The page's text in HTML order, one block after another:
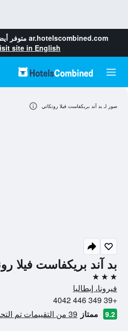
ar.hotelscombined.com متوفر
site in English
بد آند بريكفاست فيلا
3 نجوم
فيرونا، إيطاليا
+39 349 446 4042
9.2 ممتاز 39 من التقييمات تم التحقق منها
صور لـ بد آند بريكفاست فيلا رونكاتي